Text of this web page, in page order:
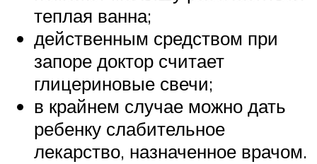
теплая ванна;
действенным средством при
запоре доктор считает
глицериновые свечи;
в крайнем случае можно дать
ребенку слабительное
лекарство, назначенное врачом.